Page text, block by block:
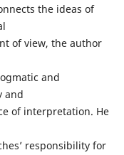
the ideas of
of view, the author
and
and
of interpretation. He
responsibility for